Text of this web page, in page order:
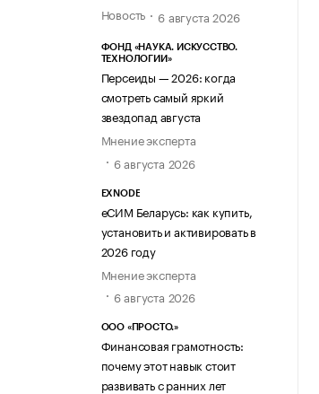
Новость
6 августа 2026
ФОНД «НАУКА. ИСКУССТВО.
ТЕХНОЛОГИИ»
Персеиды — 2026: когда
смотреть самый яркий
звездопад августа
Мнение эксперта
6 августа 2026
EXNODE
еСИМ Беларусь: как купить,
установить и активировать в
2026 году
Мнение эксперта
6 августа 2026
ООО «ПРОСТО.»
Финансовая грамотность:
почему этот навык стоит
развивать с ранних лет